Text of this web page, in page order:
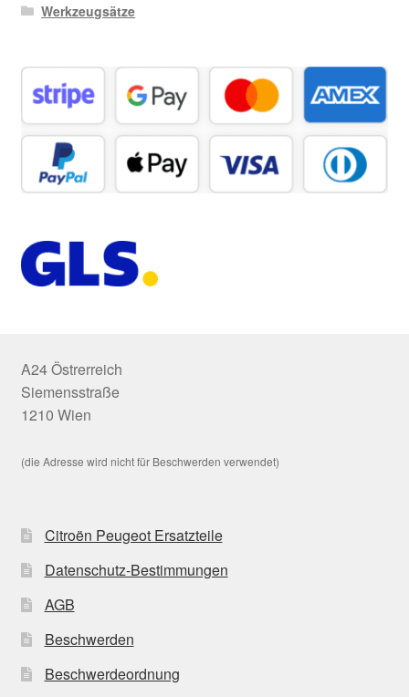
Werkzeugsätze
A24 Östrerreich
Siemensstraße
1210 Wien
(die Adresse wird nicht für Beschwerden verwendet)
Citroën Peugeot Ersatzteile
Datenschutz-Bestimmungen
AGB
Beschwerden
Beschwerdeordnung